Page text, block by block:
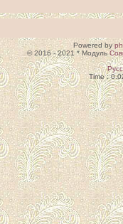
Powered by
© 2016 - 2021 * Модуль
Time :